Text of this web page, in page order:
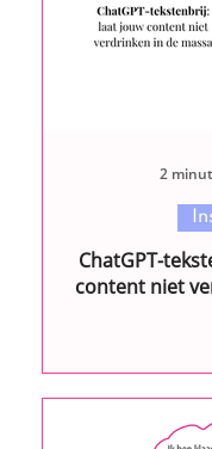
ChatGPT-
content niet
2